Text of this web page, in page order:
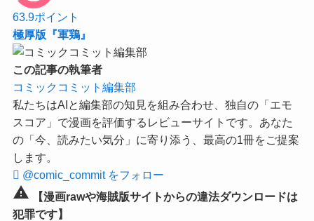
63.9ポイント
極厚版『軍鶏』
この記事の執筆者
コミックコミット編集部
私たちはAIと編集部の知見を組み合わせ、独自の「エモ
スコア」で漫画を評価するレビューサイトです。あなた
の「今、読みたい気分」に寄り添う、最高の1冊をご提案
します。
@comic_commit をフォロー
warning
【漫画rawや海賊版サイトからの違法ダウンロードは
犯罪です】